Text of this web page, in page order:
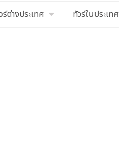
ร์ต่างประเทศ ทัวร์ในประเทศ